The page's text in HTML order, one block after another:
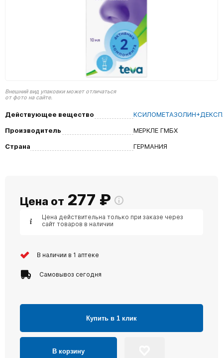
Внешний вид упаковки может отличаться
от фото на сайте.
Действующее вещество
Производитель
МЕРКЛЕ ГМБХ
Страна
ГЕРМАНИЯ
Цена от 277 ₽
Цена действительна только при заказе через
сайт товаров в наличии
В наличии в 1 аптеке
Самовывоз сегодня
Купить в 1 клик
В корзину